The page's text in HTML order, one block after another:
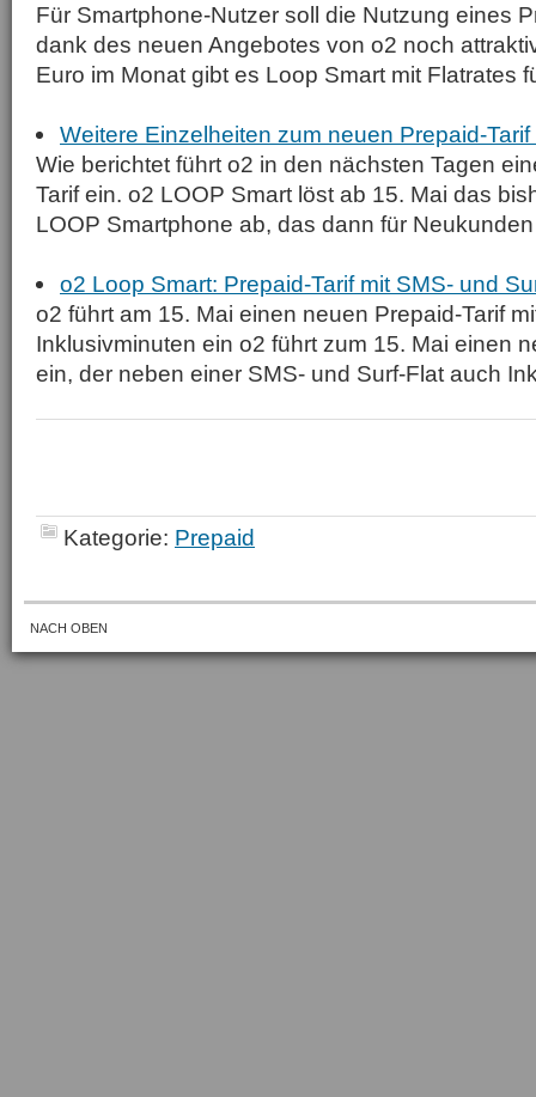
Für Smartphone-Nutzer soll die Nutzung eines
dank des neuen Angebotes von o2 noch
Euro im Monat gibt es Loop Smart mit Flatrates
Weitere Einzelheiten zum neuen Prepaid-
Wie berichtet führt o2 in den nächsten Tagen
Tarif ein. o2 LOOP Smart löst ab 15. Mai das
LOOP Smartphone ab, das dann für
o2 Loop Smart: Prepaid-Tarif mit SMS- und
o2 führt am 15. Mai einen neuen Prepaid-Tarif
Inklusivminuten ein o2 führt zum 15. Mai einen
ein, der neben einer SMS- und Surf-Flat auch
Kategorie: Prepaid
NACH OBEN